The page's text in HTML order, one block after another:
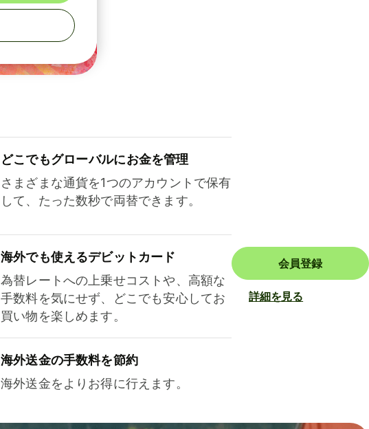
どこでもグ⁠ロ⁠ー⁠バ⁠ルにお金を管理
さまざまな通貨を1つのアカウントで保有
して、たった数秒で両替できます。
海外でも使えるデビットカード
為替レートへの上乗せコストや、高額な
手数料を気にせず、どこでも安心してお
買い物を楽しめます。
海外送金の手数料を節約
海外送金をよりお得に行えます。
会員登録
詳細を見る